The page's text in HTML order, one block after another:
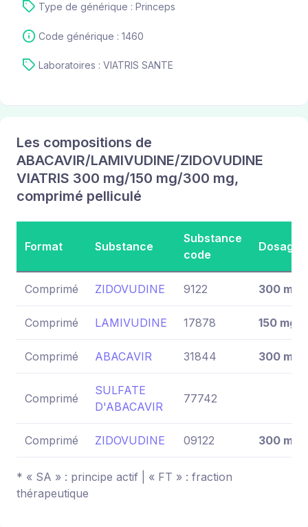
Type de générique : Princeps
Code générique : 1460
Laboratoires : VIATRIS SANTE
Les compositions de
ABACAVIR/LAMIVUDINE/ZIDOVUDINE
VIATRIS 300 mg/150 mg/300 mg,
comprimé pelliculé
Format Substance
Substance
code
Dosage
Comprimé ZIDOVUDINE 9122 300 mg
Comprimé LAMIVUDINE 17878 150 mg
Comprimé ABACAVIR 31844 300 mg
Comprimé
SULFATE
D'ABACAVIR
77742
Comprimé ZIDOVUDINE 09122 300 mg
* « SA » : principe actif | « FT » : fraction
thérapeutique